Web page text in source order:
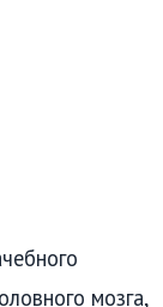
мозга,